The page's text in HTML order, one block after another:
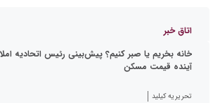
اتاق خبر
خانه بخریم یا صبر کنیم؟ پیش‌بینی رئیس اتحادیه
آینده قیمت مسکن
تحریریه کیلید